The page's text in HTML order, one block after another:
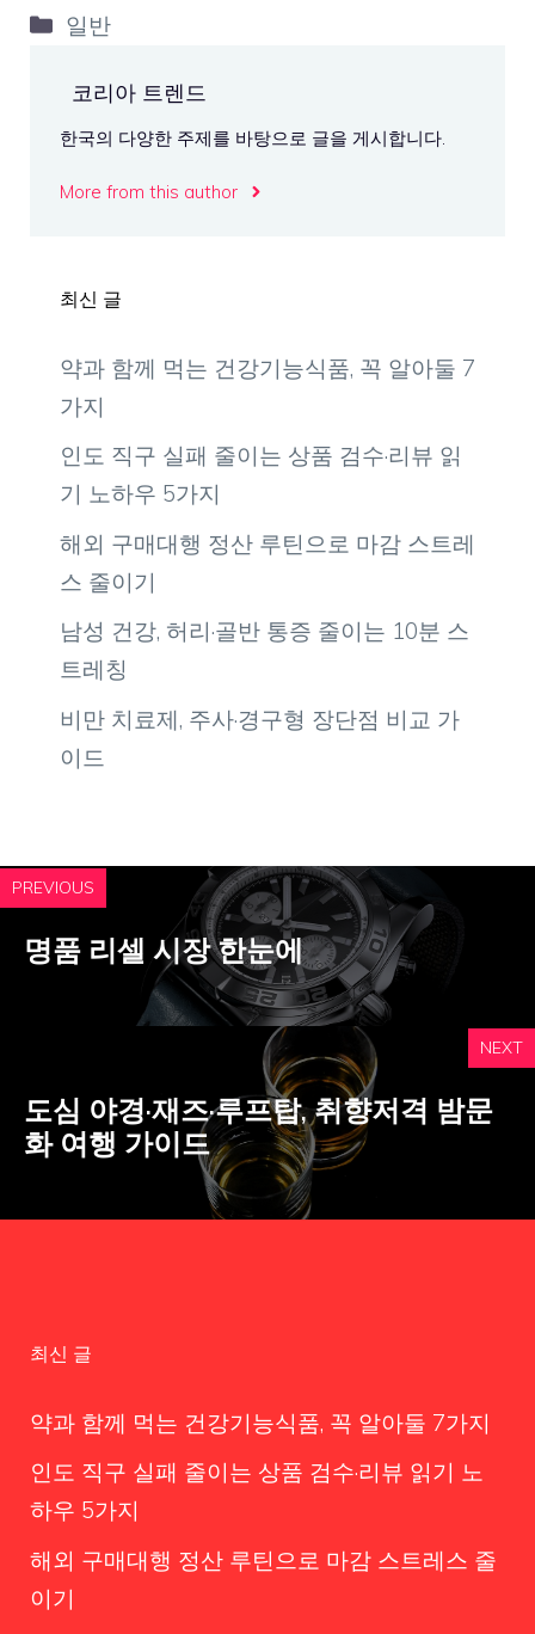
카
고
일반
코리아 트렌드
한국의 다양한 주제를 바탕으로 글을 게시합니다.
More from this author
최신 글
약과 함께 먹는 건강기능식품, 꼭 알아둘 7
가지
인도 직구 실패 줄이는 상품 검수·리뷰 읽
기 노하우 5가지
해외 구매대행 정산 루틴으로 마감 스트레
스 줄이기
남성 건강, 허리·골반 통증 줄이는 10분 스
트레칭
비만 치료제, 주사·경구형 장단점 비교 가
이드
PREVIOUS
명품 리셀 시장 한눈에
NEXT
도심 야경·재즈·루프탑, 취향저격 밤문
화 여행 가이드
최신 글
약과 함께 먹는 건강기능식품, 꼭 알아둘 7가지
인도 직구 실패 줄이는 상품 검수·리뷰 읽기 노
하우 5가지
해외 구매대행 정산 루틴으로 마감 스트레스 줄
이기